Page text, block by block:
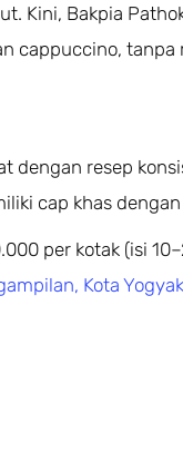
Kini, Bakpia
cappuccino,
dengan resep
cap khas
per kotak (isi
Kota